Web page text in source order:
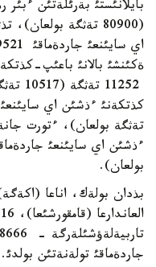
(80900 تةثگة
ةكئنشئ بالانئ باعئپ-
تةثگة بولعان)، ءتورت
بولعان).
بذدان بولةك، اناعا
جاردةماقئ تولةنةتئن بولدئ.